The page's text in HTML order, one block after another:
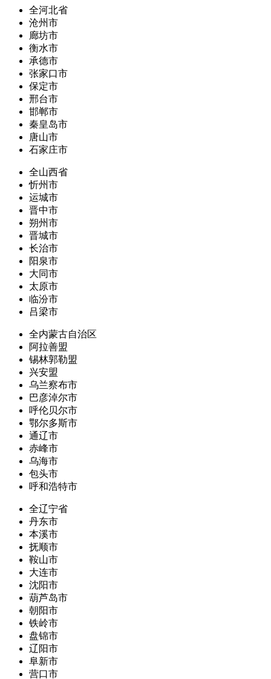
全河北省
沧州市
廊坊市
衡水市
承德市
张家口市
保定市
邢台市
邯郸市
秦皇岛市
唐山市
石家庄市
全山西省
忻州市
运城市
晋中市
朔州市
晋城市
长治市
阳泉市
大同市
太原市
临汾市
吕梁市
全内蒙古自治区
阿拉善盟
锡林郭勒盟
兴安盟
乌兰察布市
巴彦淖尔市
呼伦贝尔市
鄂尔多斯市
通辽市
赤峰市
乌海市
包头市
呼和浩特市
全辽宁省
丹东市
本溪市
抚顺市
鞍山市
大连市
沈阳市
葫芦岛市
朝阳市
铁岭市
盘锦市
辽阳市
阜新市
营口市